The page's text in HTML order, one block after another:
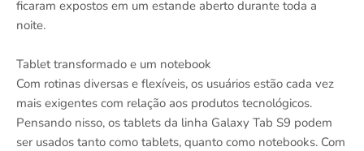
ficaram expostos em um estande aberto durante toda a
noite.
Tablet transformado e um notebook
Com rotinas diversas e flexíveis, os usuários estão cada vez
mais exigentes com relação aos produtos tecnológicos.
Pensando nisso, os tablets da linha Galaxy Tab S9 podem
ser usados tanto como tablets, quanto como notebooks. Com